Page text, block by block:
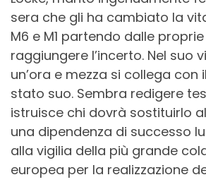
sera che gli ha cambiato la
M6 e M1 partendo dalle
raggiungere l’incerto. Nel suo
un’ora e mezza si collega con
stato suo. Sembra redigere
istruisce chi dovrà sostituirlo
una dipendenza di successo
alla vigilia della più grande
europea per la realizzazione